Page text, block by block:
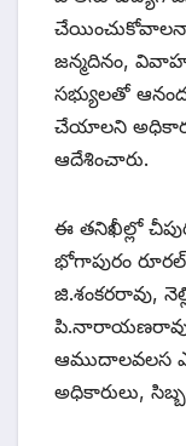
జన్మదినం, వివాహ
సభ్యులతో
చేయాలని
ఆదేశించారు.
ఈ తనిఖీల్లో
భోగాపురం రూరల్
జి.శంకరరావు,
పి.నారాయణరావు,
ఆముదాలవలస
అధికారులు,